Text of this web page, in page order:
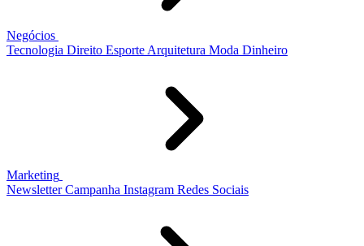
Negócios
Tecnologia Direito Esporte Arquitetura Moda Dinheiro
Marketing
Newsletter Campanha Instagram Redes Sociais